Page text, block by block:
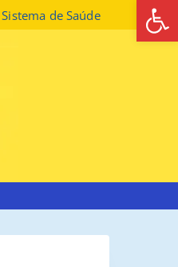
Sistema de Saúde